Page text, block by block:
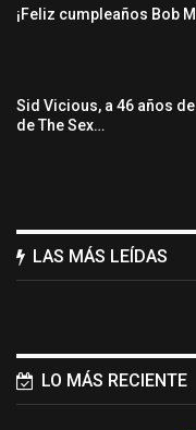
¡Feliz cumpleaños Bob
Sid Vicious, a 46 años
de The Sex…
LAS MÁS LEÍDAS
LO MÁS RECIENTE